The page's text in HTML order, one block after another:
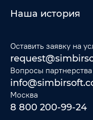
Наша история
Оставить заявку на
Вопросы
Москва
8 800 200-99-24